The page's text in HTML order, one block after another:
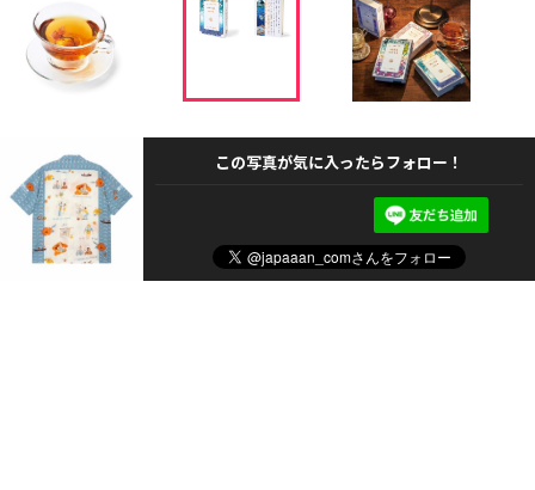
この写真が気に入ったらフォロー！